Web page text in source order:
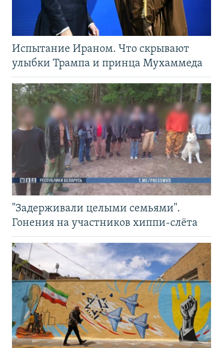
Испытание Ираном. Что скрывают
улыбки Трампа и принца Мухаммеда
"Задерживали целыми семьями".
Гонения на участников хиппи-слёта